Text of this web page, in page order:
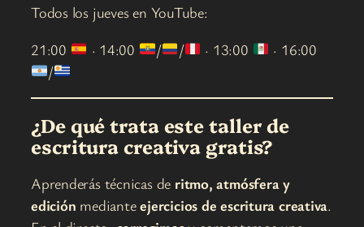
Todos los jueves en YouTube:
21:00
· 14:00 / / · 13:00
· 16:00
/
¿De qué trata este taller de
escritura creativa gratis?
Aprenderás técnicas de ritmo, atmósfera y
edición medianteejercicios de escritura creativa.